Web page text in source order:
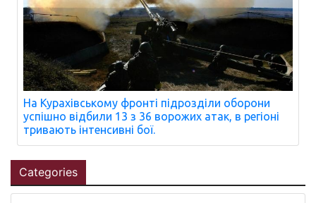
На Курахівському фронті підрозділи оборони
успішно відбили 13 з 36 ворожих атак, в регіоні
тривають інтенсивні бої.
Categories